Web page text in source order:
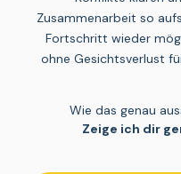
Zusammenarbeit so
Fortschritt wieder
ohne Gesichtsverlust
Wie das genau
Zeige ich dir